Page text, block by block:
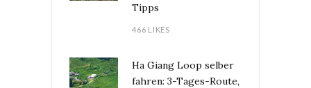
Tipps
466 LIKES
Ha Giang Loop selber
fahren: 3-Tages-Route,